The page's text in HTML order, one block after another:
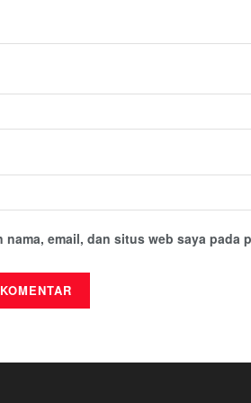
nama, email, dan situs web saya